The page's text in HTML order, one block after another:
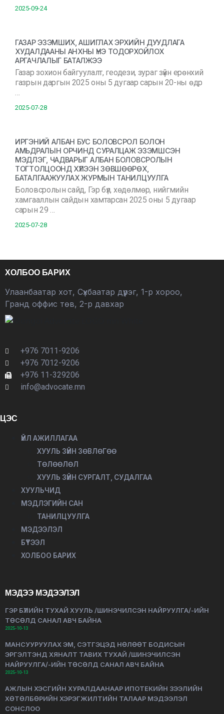
2025-09-24
ГАЗАР ЭЗЭМШИХ, АШИГЛАХ ЭРХИЙН ДУУДЛАГА
ХУДАЛДААНЫ АНХНЫ ҮНЭ ТОДОРХОЙЛОХ
АРГАЧЛАЛЫГ БАТАЛЖЭЭ
Газар зохион байгуулалт, геодези, зураг зүйн ерөнхий
газрын даргын 2025 оны 5 дугаар сарын 20-ны өдр
…
2025-07-28
ИРГЭНИЙ АЛБАН БУС БОЛОВСРОЛ БОЛОН
АМЬДРАЛЫН ОРЧИНД СУРАЛЦАЖ ЭЗЭМШСЭН
МЭДЛЭГ, ЧАДВАРЫГ АЛБАН БОЛОВСРОЛЫН
ТОГТОЛЦООНД ХҮЛЭЭН ЗӨВШӨӨРӨХ,
БАТАЛГААЖУУЛАХ ЖУРМЫН ТАНИЛЦУУЛГА
Боловсролын сайд, Гэр бүл, хөдөлмөр, нийгмийн
хамгааллын сайдын хамтарсан 2025 оны 5 дугаар
сарын 29 …
2025-07-28
ХОЛБОО БАРИХ
Улаанбаатар хот, Сүхбаатар дүүрэг, 1-р хороо,
Гранд оффис төв, 2-р давхар
+976 7011-9206
+976 7012-9206
+976 11-329206
info@advocate.mn
ЦЭС
ҮЙЛ АЖИЛЛАГАА
ХУУЛЬ ЗҮЙН ЗӨВЛӨГӨӨ
ТӨЛӨӨЛӨЛ
ХУУЛЬ ЗҮЙН СУРГАЛТ, СУДАЛГАА
ХУУЛЬЧИД
МЭДЛЭГИЙН САН
ТАНИЛЦУУЛГА
МЭДЭЭЛЭЛ
БҮТЭЭЛ
ХОЛБОО БАРИХ
МЭДЭЭ МЭДЭЭЛЭЛ
ГЭР БҮЛИЙН ТУХАЙ ХУУЛЬ /ШИНЭЧИЛСЭН НАЙРУУЛГА/-ИЙН
ТӨСӨЛД САНАЛ АВЧ БАЙНА
2025-10-13
МАНСУУРУУЛАХ ЭМ, СЭТГЭЦЭД НӨЛӨӨТ БОДИСЫН
ЭРГЭЛТЭНД ХЯНАЛТ ТАВИХ ТУХАЙ /ШИНЭЧИЛСЭН
НАЙРУУЛГА/-ИЙН ТӨСӨЛД САНАЛ АВЧ БАЙНА
2025-10-13
АЖЛЫН ХЭСГИЙН ХУРАЛДААНААР ИПОТЕКИЙН ЗЭЭЛИЙН
ХӨТӨЛБӨРИЙН ХЭРЭГЖИЛТИЙН ТАЛААР МЭДЭЭЛЭЛ
СОНСЛОО